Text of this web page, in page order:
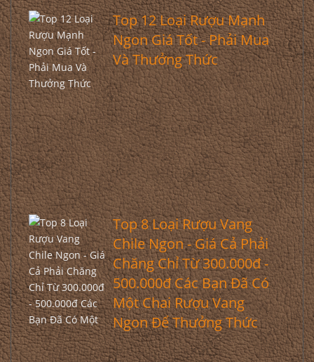
Top 12 Loại Rượu Mạnh
Ngon Giá Tốt - Phải Mua
Và Thưởng Thức
Top 8 Loại Rượu Vang
Chile Ngon - Giá Cả Phải
Chăng Chỉ Từ 300.000đ -
500.000đ Các Bạn Đã Có
Một Chai Rượu Vang
Ngon Để Thưởng Thức